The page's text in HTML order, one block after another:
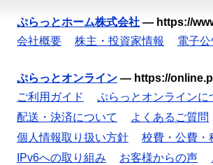
ぷらっとホーム株式会社 — https://
会社概要
株主・投資家情報 電子
ぷらっとオンライン — https://
ご利用ガイド
ぷらっとオンラインに
配送・決済について
よくあるご質問
個人情報取り扱い方針
校費・公費・
IPv6への取り組み
お客様からの声